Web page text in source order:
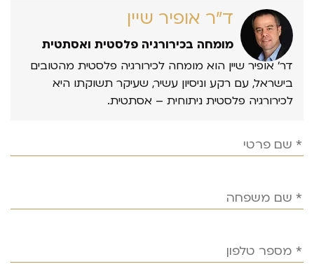
ד״ר אופיר שיין
מומחה בכירורגיה פלסטית ואסתטית
דר’ אופיר שיין הוא מומחה לכירורגיה פלסטית מהטובים
בישראל, עם רקע וניסיון עשיר, שעיקר תשוקתו היא
לכירורגיה פלסטית ניתוחית – אסתטית.